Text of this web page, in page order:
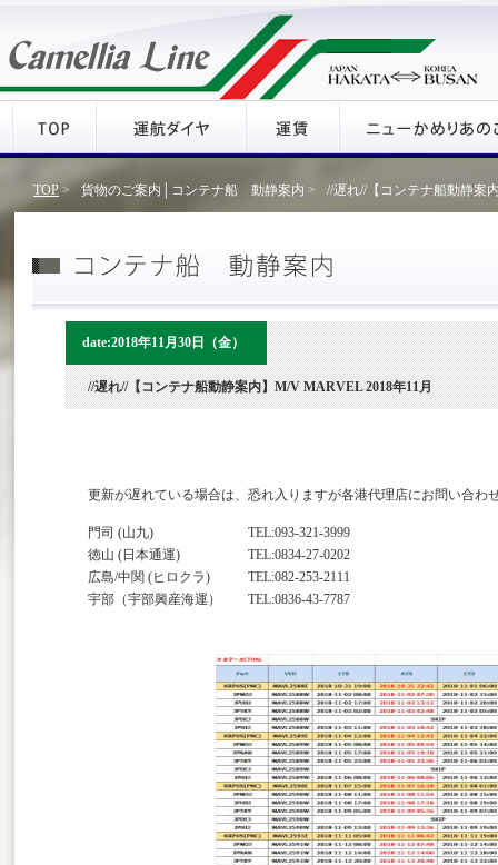
TOP> 貨物のご案内│コンテナ船 動静案内 > //遅れ//【コンテナ船動静案
date:2018年11月30日（金）
//遅れ//【コンテナ船動静案内】M/V MARVEL 2018年11月
更新が遅れている場合は、恐れ入りますが各港代理店にお問い合わ
門司 (山九)
TEL:093-321-3999
徳山 (日本通運)
TEL:0834-27-0202
広島/中関 (ヒロクラ)
TEL:082-253-2111
宇部（宇部興産海運）
TEL:0836-43-7787